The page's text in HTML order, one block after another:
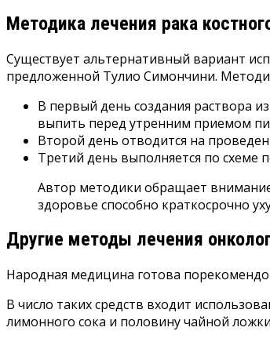
Методика лечения рака
Существует альтернативный вариант
предложенной Тулио Симончини.
В первый день создания раствора
выпить перед утренним приемом
Второй день отводится на
Третий день выполняется по схеме
Автор методики обращает
здоровье способно краткосрочно
Другие методы лечения
Народная медицина готова
В число таких средств входит
лимонного сока и половину чайной